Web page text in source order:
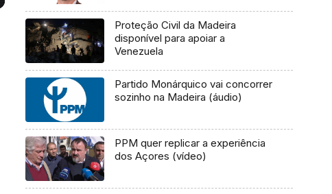
Proteção Civil da Madeira
disponível para apoiar a
Venezuela
Partido Monárquico vai concorrer
sozinho na Madeira (áudio)
PPM quer replicar a experiência
dos Açores (vídeo)